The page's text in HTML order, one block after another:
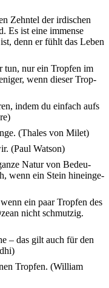
Zehn­tel der irdi­schen
Es ist eine immense
denn er fühlt das Leben
tun, nur ein Trop­fen im
wenn dieser Trop­
indem du einfach aufs
(Thales von Milet)
(Paul Watson)
Natur von Bedeu­
wenn ein Stein hinein­ge­
ein paar Trop­fen des
nicht schmut­zig.
– das gilt auch für den
Trop­fen. (William